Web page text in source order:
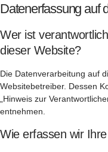
Datenerfassung auf
Wer ist
dieser Website?
Die Datenverarbeitung auf
Websitebetreiber. Dessen
„Hinweis zur
entnehmen.
Wie erfassen wir